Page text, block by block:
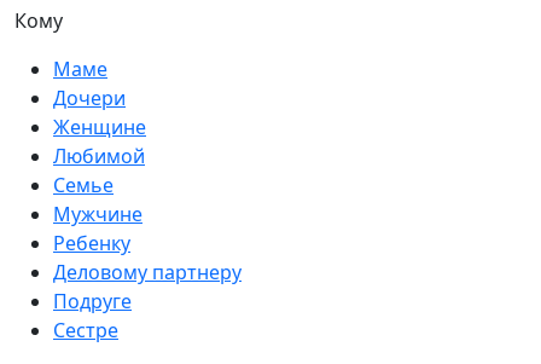
Кому
Маме
Дочери
Женщине
Любимой
Семье
Мужчине
Ребенку
Деловому партнеру
Подруге
Сестре